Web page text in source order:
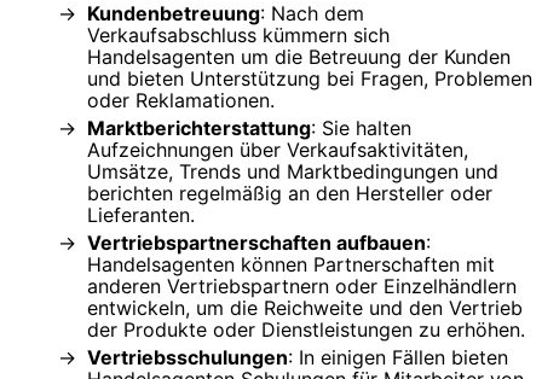
Kundenbetreuung: Nach dem
Verkaufsabschluss kümmern sich
Handelsagenten um die Betreuung der Kunden
und bieten Unterstützung bei Fragen, Problemen
oder Reklamationen.
Marktberichterstattung: Sie halten
Aufzeichnungen über Verkaufsaktivitäten,
Umsätze, Trends und Marktbedingungen und
berichten regelmäßig an den Hersteller oder
Lieferanten.
Vertriebspartnerschaften aufbauen:
Handelsagenten können Partnerschaften mit
anderen Vertriebspartnern oder Einzelhändlern
entwickeln, um die Reichweite und den Vertrieb
der Produkte oder Dienstleistungen zu erhöhen.
Vertriebsschulungen: In einigen Fällen bieten